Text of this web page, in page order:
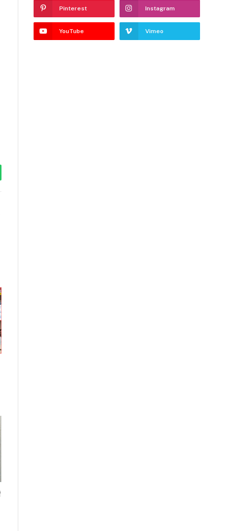
Pinterest Instagram
YouTube Vimeo